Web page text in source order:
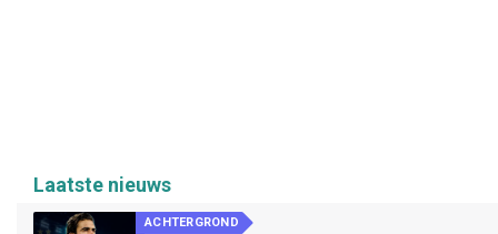
Laatste nieuws
ACHTERGROND